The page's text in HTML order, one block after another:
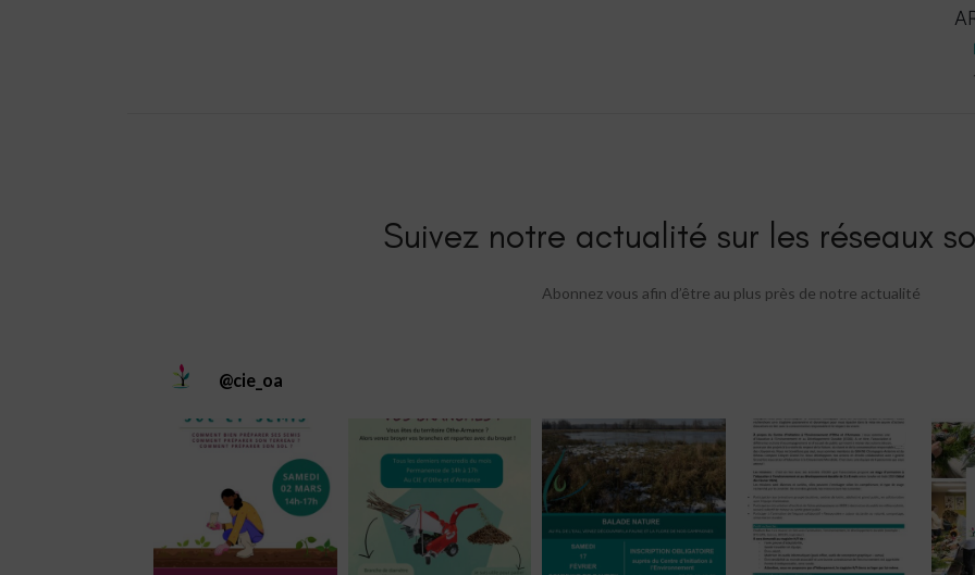
Suivez notre actualité sur les réseaux
Abonnez vous afin d’être au plus près de notre actualité
@cie_oa